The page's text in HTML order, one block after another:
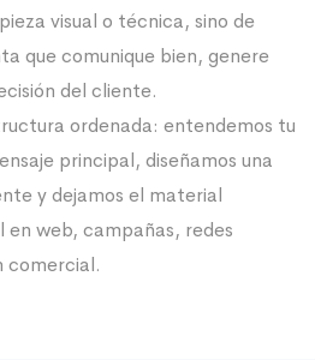
visual o técnica, sino de
que comunique bien, genere
del cliente.
ordenada: entendemos tu
principal, diseñamos una
y dejamos el material
web, campañas, redes
comercial.